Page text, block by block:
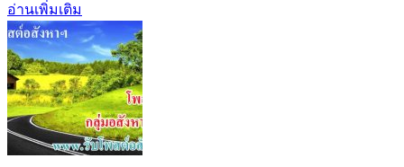
อ่านเพิ่มเติม